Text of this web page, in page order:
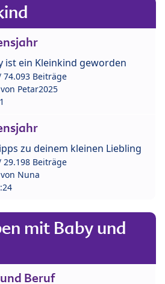
ist ein Kleinkind geworden
74.093 Beiträge
Petar2025
zu deinem kleinen Liebling
29.198 Beiträge
Nuna
mit Baby und
Beruf